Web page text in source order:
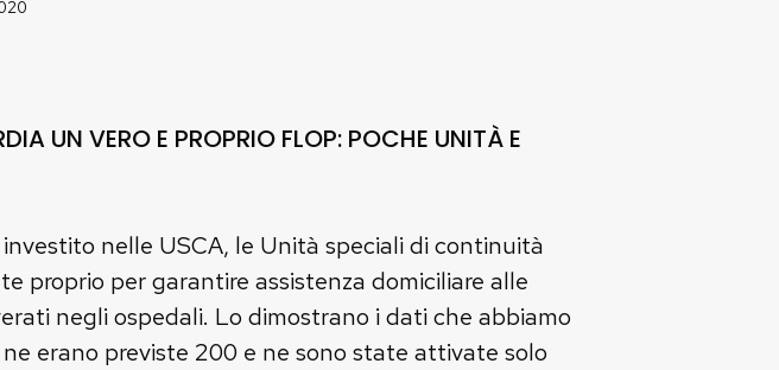
UN VERO E PROPRIO FLOP: POCHE UNITÀ E
nelle USCA, le Unità speciali di continuità
proprio per garantire assistenza domiciliare alle
negli ospedali. Lo dimostrano i dati che abbiamo
erano previste 200 e ne sono state attivate solo